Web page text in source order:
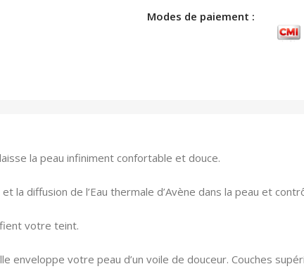
Modes de paiement :
la peau infiniment confortable et douce.
diffusion de l’Eau thermale d’Avène dans la peau et
votre teint.
enveloppe votre peau d’un voile de douceur. Couches